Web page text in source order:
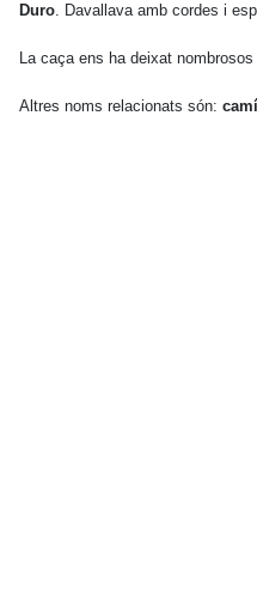
Duro. Davallava amb cordes i
La caça ens ha deixat
Altres noms relacionats són: